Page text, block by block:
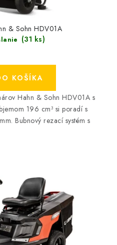
& Sohn HDV01A
(31 ks)
KOŠÍKA
Hahn & Sohn HDV01A s
196 cm³ si poradí s
Bubnový rezací systém s